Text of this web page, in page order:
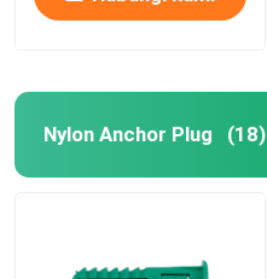
Nylon Anchor Plug (18)